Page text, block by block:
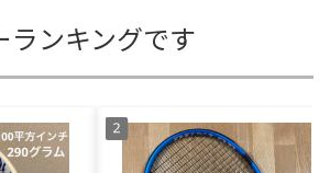
ランキングです